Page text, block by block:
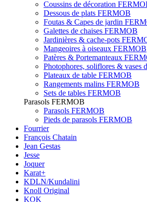
Coussins de décoration
Dessous de plats FERMOB
Foutas & Capes de jardin
Galettes de chaises FERMOB
Jardinières & cache-pots
Mangeoires à oiseaux FERMOB
Patères & Portemanteaux
Photophores, soliflores & vases
Plateaux de table FERMOB
Rangements malins FERMOB
Sets de tables FERMOB
Parasols FERMOB
Parasols FERMOB
Pieds de parasols FERMOB
Fourrier
François Chatain
Jean Gestas
Jesse
Joquer
Karat+
KDLN/Kundalini
Knoll Original
KOK